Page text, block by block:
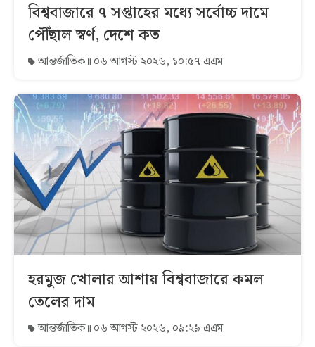
বিশ্ববাজারে ৭ সপ্তাহের মধ্যে সর্বোচ্চ দামে
পৌঁছাল স্বর্ণ, দেশে কত
আন্তর্জাতিক ০৬ আগস্ট ২০২৬, ১০:৫৭ এএম
হরমুজ খোলার আশায় বিশ্ববাজারে কমল
তেলের দাম
আন্তর্জাতিক ০৬ আগস্ট ২০২৬, ০৯:২৯ এএম